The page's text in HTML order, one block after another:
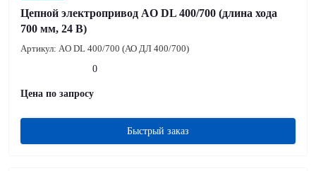
Цепной электропривод AO DL 400/700 (длина хода
700 мм, 24 В)
Артикул: AO DL 400/700 (АО ДЛ 400/700)
0
Цена по запросу
Быстрый заказ